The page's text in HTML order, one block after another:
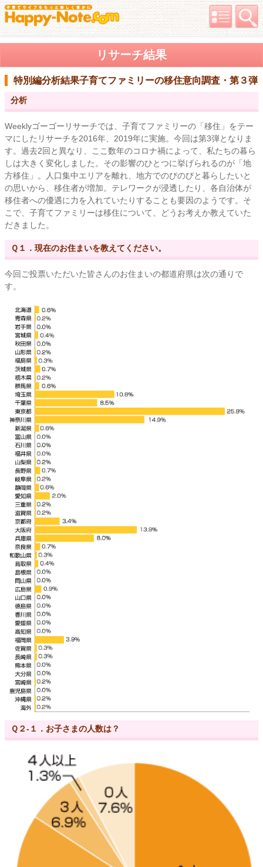
リサーチ結果
特別編分析結果子育てファミリーの移住意向調査・第３弾
分析
Weeklyゴーゴーリサーチでは、子育てファミリーの「移住」をテー
マにしたリサーチを2016年、2019年に実施。今回は第3弾となりま
す。過去2回と異なり、ここ数年のコロナ禍によって、私たちの暮ら
しは大きく変化しました。その影響のひとつに挙げられるのが「地
方移住」。人口集中エリアを離れ、地方でのびのびと暮らしたいと
の思いから、移住者が増加。テレワークが浸透したり、各自治体が
移住者への優遇に力を入れていたりすることも要因のようです。そ
こで、子育てファミリーは移住について、どうお考えか教えていた
だきました。
Ｑ１．現在のお住まいを教えてください。
今回ご投票いただいた皆さんのお住まいの都道府県は次の通りで
す。
Ｑ２-１．お子さまの人数は？